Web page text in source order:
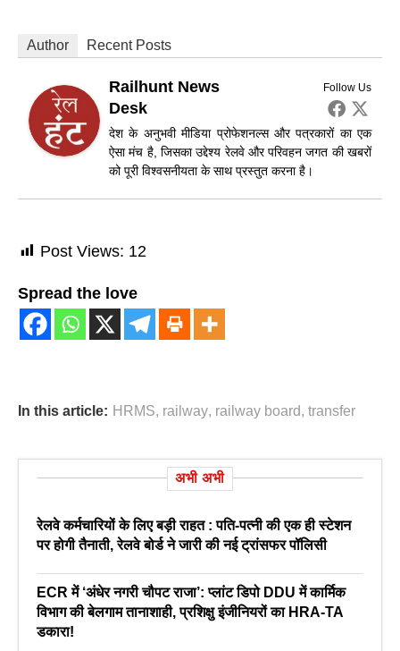
Author Recent Posts
Follow Us
Railhunt News
Desk
देश के अनुभवी मीडिया प्रोफेशनल्स और पत्रकारों का एक
ऐसा मंच है, जिसका उद्देश्य रेलवे और परिवहन जगत की खबरों
को पूरी विश्वसनीयता के साथ प्रस्तुत करना है।
Post Views: 12
Spread the love
In this article: HRMS, railway, railway board, transfer
अभी अभी
रेलवे कर्मचारियों के लिए बड़ी राहत : पति-पत्नी की एक ही स्टेशन
पर होगी तैनाती, रेलवे बोर्ड ने जारी की नई ट्रांसफर पॉलिसी
ECR में ‘अंधेर नगरी चौपट राजा’: प्लांट डिपो DDU में कार्मिक
विभाग की बेलगाम तानाशाही, प्रशिक्षु इंजीनियरों का HRA-TA
डकारा!